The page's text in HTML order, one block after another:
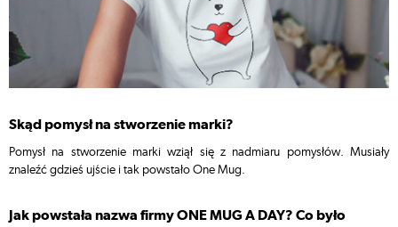
Skąd pomysł na stworzenie marki?
Pomysł na stworzenie marki wziął się z nadmiaru pomysłów. Musiały
znaleźć gdzieś ujście i tak powstało One Mug.
Jak powstała nazwa firmy ONE MUG A DAY? Co było